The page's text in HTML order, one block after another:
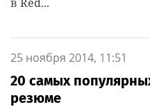
25 ноября 2014, 11:51
20 самых
резюме